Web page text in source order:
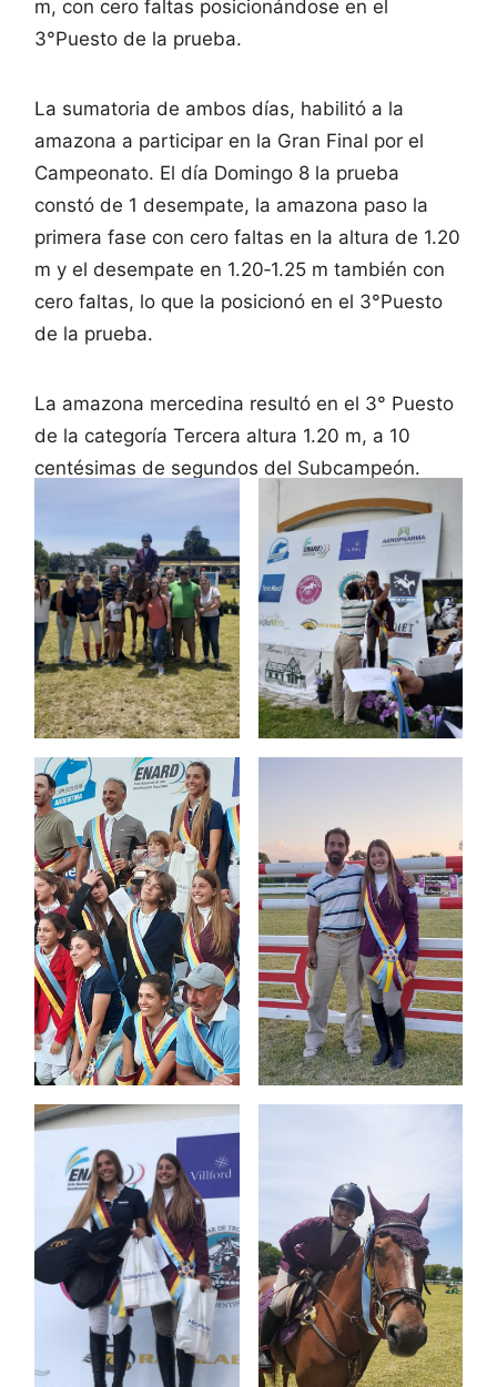
m, con cero faltas posicionándose en el
3°Puesto de la prueba.
La sumatoria de ambos días, habilitó a la
amazona a participar en la Gran Final por el
Campeonato. El día Domingo 8 la prueba
constó de 1 desempate, la amazona paso la
primera fase con cero faltas en la altura de 1.20
m y el desempate en 1.20‐1.25 m también con
cero faltas, lo que la posicionó en el 3°Puesto
de la prueba.
La amazona mercedina resultó en el 3° Puesto
de la categoría Tercera altura 1.20 m, a 10
centésimas de segundos del Subcampeón.